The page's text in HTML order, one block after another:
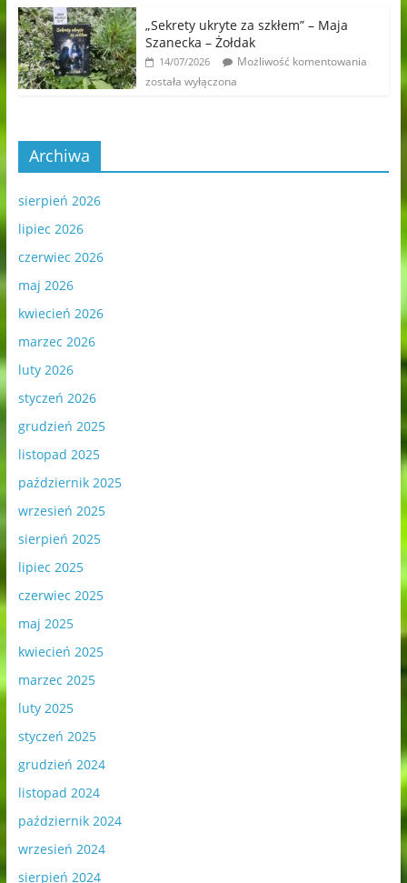
„Sekrety ukryte za szkłem” – Maja
Szanecka – Żołdak
14/07/2026
Możliwość komentowania
została wyłączona
Archiwa
sierpień 2026
lipiec 2026
czerwiec 2026
maj 2026
kwiecień 2026
marzec 2026
luty 2026
styczeń 2026
grudzień 2025
listopad 2025
październik 2025
wrzesień 2025
sierpień 2025
lipiec 2025
czerwiec 2025
maj 2025
kwiecień 2025
marzec 2025
luty 2025
styczeń 2025
grudzień 2024
listopad 2024
październik 2024
wrzesień 2024
sierpień 2024